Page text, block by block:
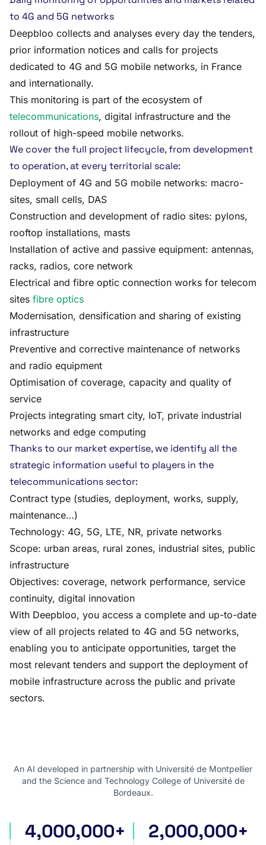
to 4G and 5G networks
Deepbloo collects and analyses every day the tenders,
prior information notices and calls for projects
dedicated to 4G and 5G mobile networks, in France
and internationally.
This monitoring is part of the ecosystem of
telecommunications, digital infrastructure and the
rollout of high-speed mobile networks.
We cover the full project lifecycle, from development
to operation, at every territorial scale:
Deployment of 4G and 5G mobile networks: macro-
sites, small cells, DAS
Construction and development of radio sites: pylons,
rooftop installations, masts
Installation of active and passive equipment: antennas,
racks, radios, core network
Electrical and fibre optic connection works for telecom
sites fibre optics
Modernisation, densification and sharing of existing
infrastructure
Preventive and corrective maintenance of networks
and radio equipment
Optimisation of coverage, capacity and quality of
service
Projects integrating smart city, IoT, private industrial
networks and edge computing
Thanks to our market expertise, we identify all the
strategic information useful to players in the
telecommunications sector:
Contract type (studies, deployment, works, supply,
maintenance…)
Technology: 4G, 5G, LTE, NR, private networks
Scope: urban areas, rural zones, industrial sites, public
infrastructure
Objectives: coverage, network performance, service
continuity, digital innovation
With Deepbloo, you access a complete and up-to-date
view of all projects related to 4G and 5G networks,
enabling you to anticipate opportunities, target the
most relevant tenders and support the deployment of
mobile infrastructure across the public and private
sectors.
An AI developed in partnership with Université de Montpellier
and the Science and Technology College of Université de
Bordeaux.
international tenders
4,000,000+ award notices
2,000,000+